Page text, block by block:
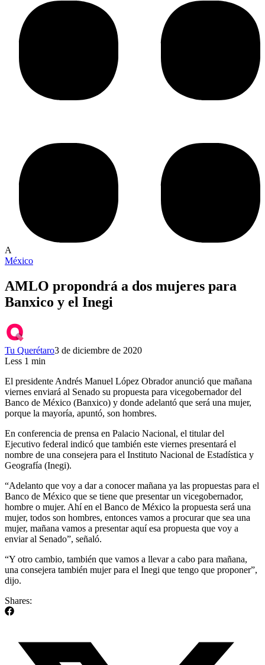
A
México
AMLO propondrá a dos mujeres para
Banxico y el Inegi
Tu Querétaro3 de diciembre de 2020
Less 1 min
El presidente Andrés Manuel López Obrador anunció que mañana
viernes enviará al Senado su propuesta para vicegobernador del
Banco de México (Banxico) y donde adelantó que será una mujer,
porque la mayoría, apuntó, son hombres.
En conferencia de prensa en Palacio Nacional, el titular del
Ejecutivo federal indicó que también este viernes presentará el
nombre de una consejera para el Instituto Nacional de Estadística y
Geografía (Inegi).
“Adelanto que voy a dar a conocer mañana ya las propuestas para el
Banco de México que se tiene que presentar un vicegobernador,
hombre o mujer. Ahí en el Banco de México la propuesta será una
mujer, todos son hombres, entonces vamos a procurar que sea una
mujer, mañana vamos a presentar aquí esa propuesta que voy a
enviar al Senado”, señaló.
“Y otro cambio, también que vamos a llevar a cabo para mañana,
una consejera también mujer para el Inegi que tengo que proponer”,
dijo.
Shares: